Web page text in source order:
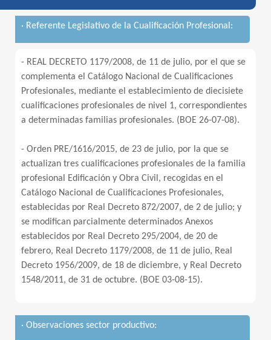
· Referente Legislativo de la Cualificación Profesional:
- REAL DECRETO 1179/2008, de 11 de julio, por el que se
complementa el Catálogo Nacional de Cualificaciones
Profesionales, mediante el establecimiento de diecisiete
cualificaciones profesionales de nivel 1, correspondientes
a determinadas familias profesionales. (BOE 26-07-08).
- Orden PRE/1616/2015, de 23 de julio, por la que se
actualizan tres cualificaciones profesionales de la familia
profesional Edificación y Obra Civil, recogidas en el
Catálogo Nacional de Cualificaciones Profesionales,
establecidas por Real Decreto 872/2007, de 2 de julio; y
se modifican parcialmente determinados Anexos
establecidos por Real Decreto 295/2004, de 20 de
febrero, Real Decreto 1179/2008, de 11 de julio, Real
Decreto 1956/2009, de 18 de diciembre, y Real Decreto
1548/2011, de 31 de octubre. (BOE 03-08-15).
· Observaciones sector productivo: